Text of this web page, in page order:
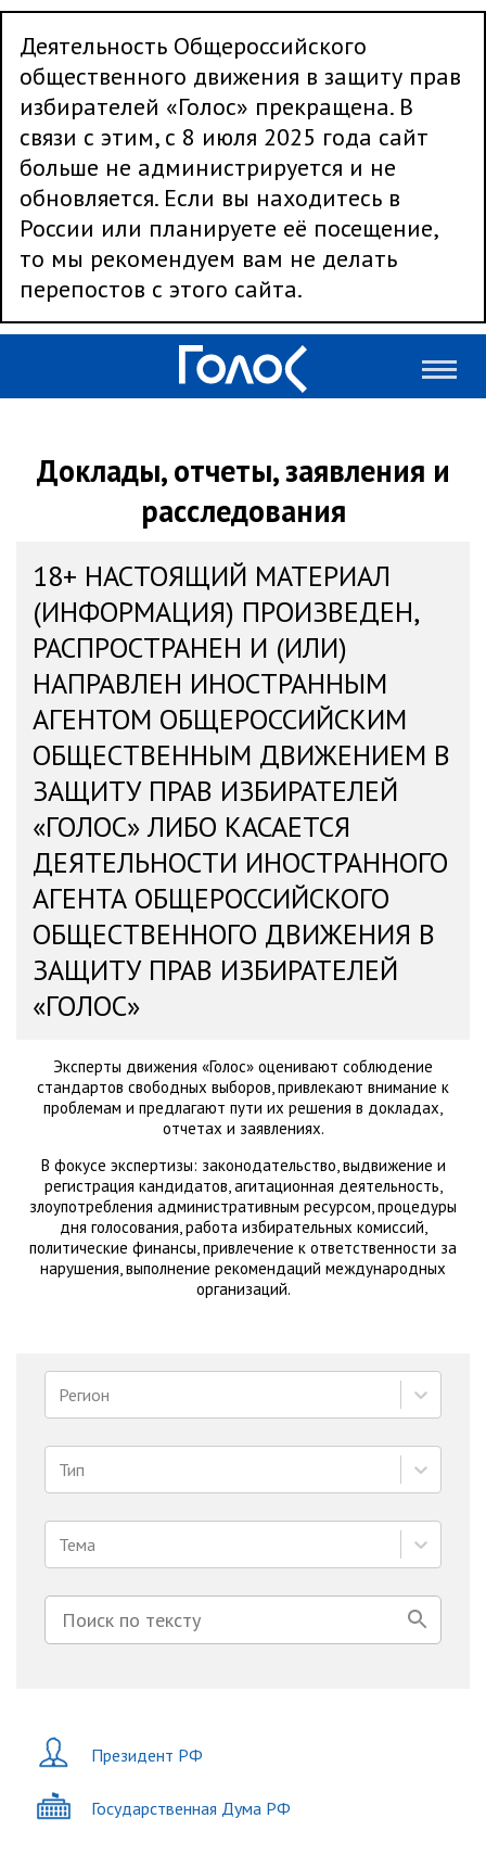
Деятельность Общероссийского
общественного движения в защиту прав
избирателей «Голос» прекращена. В
связи с этим, с 8 июля 2025 года сайт
больше не администрируется и не
обновляется. Если вы находитесь в
России или планируете её посещение,
то мы рекомендуем вам не делать
перепостов с этого сайта.
Доклады, отчеты, заявления и
расследования
18+ НАСТОЯЩИЙ МАТЕРИАЛ
(ИНФОРМАЦИЯ) ПРОИЗВЕДЕН,
РАСПРОСТРАНЕН И (ИЛИ)
НАПРАВЛЕН ИНОСТРАННЫМ
АГЕНТОМ ОБЩЕРОССИЙСКИМ
ОБЩЕСТВЕННЫМ ДВИЖЕНИЕМ В
ЗАЩИТУ ПРАВ ИЗБИРАТЕЛЕЙ
«ГОЛОС» ЛИБО КАСАЕТСЯ
ДЕЯТЕЛЬНОСТИ ИНОСТРАННОГО
АГЕНТА ОБЩЕРОССИЙСКОГО
ОБЩЕСТВЕННОГО ДВИЖЕНИЯ В
ЗАЩИТУ ПРАВ ИЗБИРАТЕЛЕЙ
«ГОЛОС»
Эксперты движения «Голос» оценивают соблюдение
стандартов свободных выборов, привлекают внимание к
проблемам и предлагают пути их решения в докладах,
отчетах и заявлениях.
В фокусе экспертизы: законодательство, выдвижение и
регистрация кандидатов, агитационная деятельность,
злоупотребления административным ресурсом, процедуры
дня голосования, работа избирательных комиссий,
политические финансы, привлечение к ответственности за
нарушения, выполнение рекомендаций международных
организаций.
Регион
Тип
Тема
Президент РФ
Государственная Дума РФ